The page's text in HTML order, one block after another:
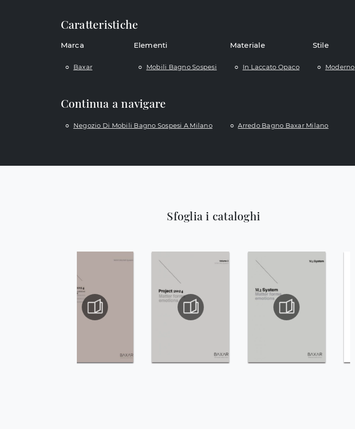
Caratteristiche
Marca
Baxar
Elementi
Mobili Bagno Sospesi
Materiale
In Laccato Opaco
Stile
Moderno
Continua a navigare
Negozio Di Mobili Bagno Sospesi A Milano Arredo Bagno Baxar Milano
Sfoglia i cataloghi